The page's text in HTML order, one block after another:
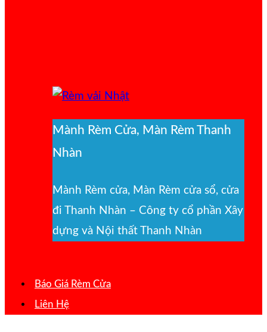
Mành Rèm Cửa, Màn Rèm Thanh
Nhàn
Mành Rèm cửa, Màn Rèm cửa sổ, cửa
đi Thanh Nhàn – Công ty cổ phần Xây
dựng và Nội thất Thanh Nhàn
Báo Giá Rèm Cửa
Liên Hệ